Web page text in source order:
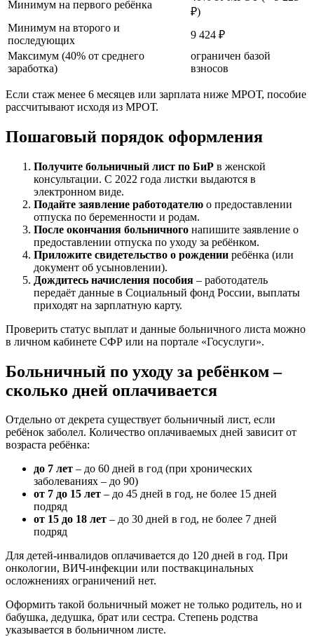
Минимум на первого ребёнка
₽)
Минимум на второго и
последующих
9 424 ₽
Максимум (40% от среднего
заработка)
ограничен базой
взносов
Если стаж менее 6 месяцев или зарплата ниже МРОТ, пособие
рассчитывают исходя из МРОТ.
Пошаговый порядок оформления
Получите больничный лист по БиР в женской
консультации. С 2022 года листки выдаются в
электронном виде.
Подайте заявление работодателю о предоставлении
отпуска по беременности и родам.
После окончания больничного напишите заявление о
предоставлении отпуска по уходу за ребёнком.
Приложите свидетельство о рождении ребёнка (или
документ об усыновлении).
Дождитесь начисления пособия – работодатель
передаёт данные в Социальный фонд России, выплаты
приходят на зарплатную карту.
Проверить статус выплат и данные больничного листа можно
в личном кабинете СФР или на портале «Госуслуги».
Больничный по уходу за ребёнком –
сколько дней оплачивается
Отдельно от декрета существует больничный лист, если
ребёнок заболел. Количество оплачиваемых дней зависит от
возраста ребёнка:
до 7 лет – до 60 дней в год (при хронических
заболеваниях – до 90)
от 7 до 15 лет – до 45 дней в год, не более 15 дней
подряд
от 15 до 18 лет – до 30 дней в год, не более 7 дней
подряд
Для детей-инвалидов оплачивается до 120 дней в год. При
онкологии, ВИЧ-инфекции или поствакцинальных
осложнениях ограничений нет.
Оформить такой больничный может не только родитель, но и
бабушка, дедушка, брат или сестра. Степень родства
указывается в больничном листе.